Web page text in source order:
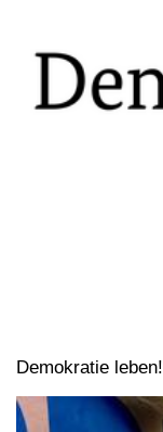
Demokratie leben!